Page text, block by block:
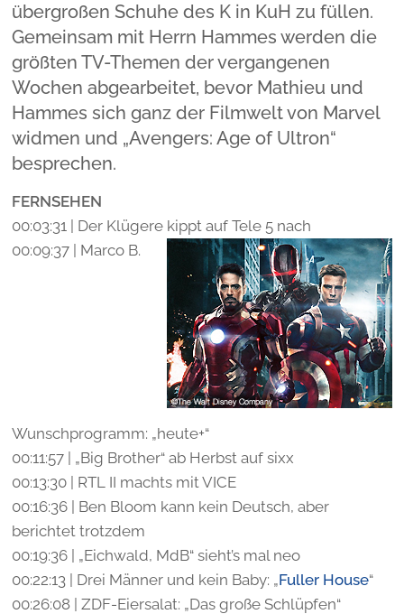
übergroßen Schuhe des K in KuH zu füllen.
Gemeinsam mit Herrn Hammes werden die
größten TV-Themen der vergangenen
Wochen abgearbeitet, bevor Mathieu und
Hammes sich ganz der Filmwelt von Marvel
widmen und „Avengers: Age of Ultron“
besprechen.
FERNSEHEN
00:03:31 | Der Klügere kippt auf Tele 5 nach
00:09:37 | Marco B.
Wunschprogramm: „heute+“
00:11:57 | „Big Brother“ ab Herbst auf sixx
00:13:30 | RTL II machts mit VICE
00:16:36 | Ben Bloom kann kein Deutsch, aber
berichtet trotzdem
00:19:36 | „Eichwald, MdB“ sieht’s mal neo
00:22:13 | Drei Männer und kein Baby: „Fuller House“
00:26:08 | ZDF-Eiersalat: „Das große Schlüpfen“